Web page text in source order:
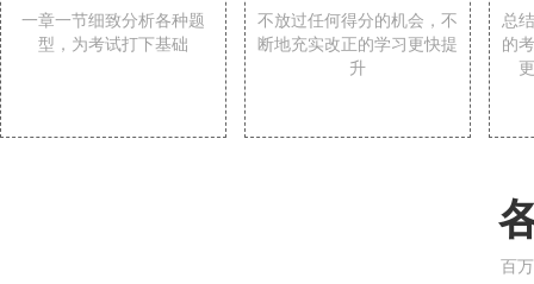
一章一节细致分析各种题
型，为考试打下基础
不放过任何得分的机会，不
断地充实改正的学习更快提
升
总
的
百